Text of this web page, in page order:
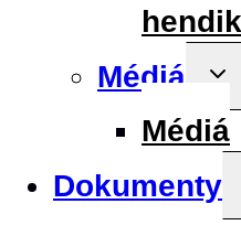
Médiá
Médiá
Dokumenty